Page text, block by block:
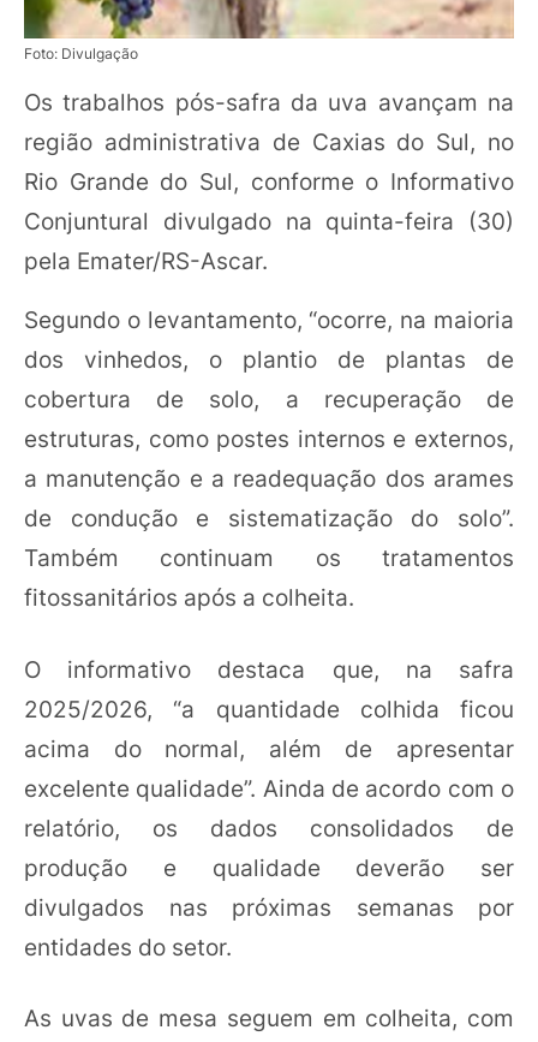
Foto: Divulgação
Os trabalhos pós-safra da uva avançam na
região administrativa de Caxias do Sul, no
Rio Grande do Sul, conforme o Informativo
Conjuntural divulgado na quinta-feira (30)
pela Emater/RS-Ascar.
Segundo o levantamento, “ocorre, na maioria
dos vinhedos, o plantio de plantas de
cobertura de solo, a recuperação de
estruturas, como postes internos e externos,
a manutenção e a readequação dos arames
de condução e sistematização do solo”.
Também continuam os tratamentos
fitossanitários após a colheita.
O informativo destaca que, na safra
2025/2026, “a quantidade colhida ficou
acima do normal, além de apresentar
excelente qualidade”. Ainda de acordo com o
relatório, os dados consolidados de
produção e qualidade deverão ser
divulgados nas próximas semanas por
entidades do setor.
As uvas de mesa seguem em colheita, com